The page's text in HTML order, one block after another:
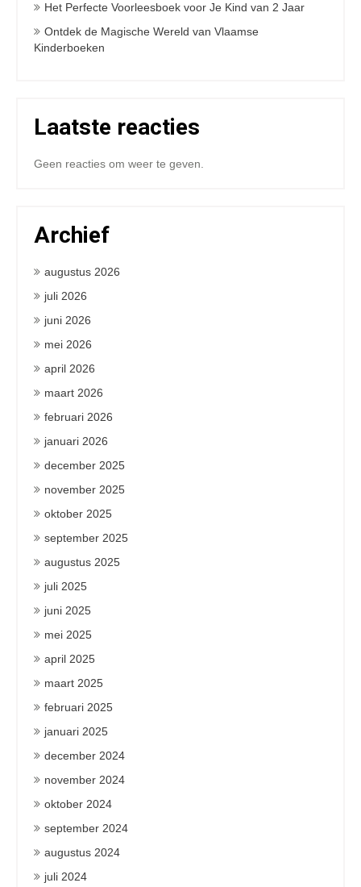
Het Perfecte Voorleesboek voor Je Kind van 2 Jaar
Ontdek de Magische Wereld van Vlaamse
Kinderboeken
Laatste reacties
Geen reacties om weer te geven.
Archief
augustus 2026
juli 2026
juni 2026
mei 2026
april 2026
maart 2026
februari 2026
januari 2026
december 2025
november 2025
oktober 2025
september 2025
augustus 2025
juli 2025
juni 2025
mei 2025
april 2025
maart 2025
februari 2025
januari 2025
december 2024
november 2024
oktober 2024
september 2024
augustus 2024
juli 2024